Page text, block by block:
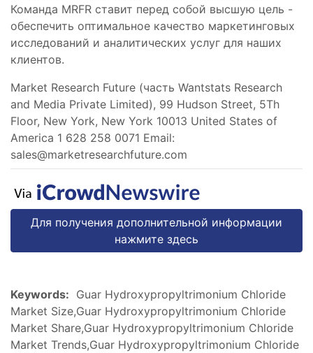
Команда MRFR ставит перед собой высшую цель -
обеспечить оптимальное качество маркетинговых
исследований и аналитических услуг для наших
клиентов.
Market Research Future (часть Wantstats Research
and Media Private Limited), 99 Hudson Street, 5Th
Floor, New York, New York 10013 United States of
America 1 628 258 0071 Email:
sales@marketresearchfuture.com
Для получения дополнительной информации
нажмите здесь
Keywords: Guar Hydroxypropyltrimonium Chloride
Market Size,Guar Hydroxypropyltrimonium Chloride
Market Share,Guar Hydroxypropyltrimonium Chloride
Market Trends,Guar Hydroxypropyltrimonium Chloride